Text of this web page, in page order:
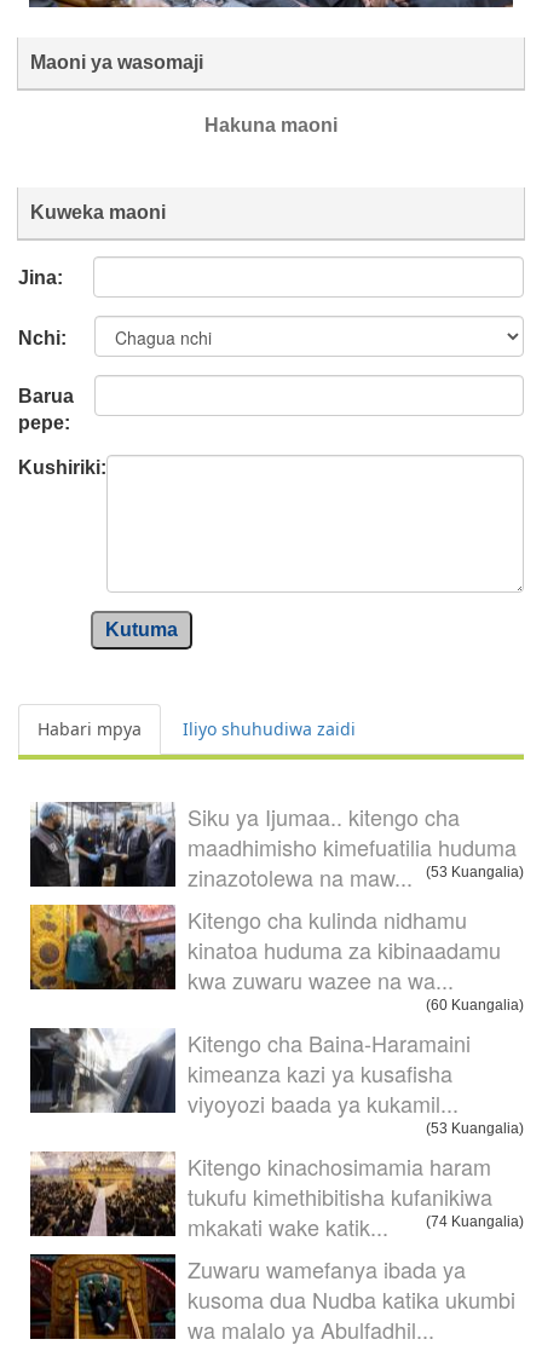
Maoni ya wasomaji
Hakuna maoni
Kuweka maoni
Jina:
Nchi:
Barua
pepe:
Kushiriki:
Kutuma
Habari mpya Iliyo shuhudiwa zaidi
Siku ya Ijumaa.. kitengo cha
maadhimisho kimefuatilia huduma
zinazotolewa na maw...
(53 Kuangalia)
Kitengo cha kulinda nidhamu
kinatoa huduma za kibinaadamu
kwa zuwaru wazee na wa...
(60 Kuangalia)
Kitengo cha Baina-Haramaini
kimeanza kazi ya kusafisha
viyoyozi baada ya kukamil...
(53 Kuangalia)
Kitengo kinachosimamia haram
tukufu kimethibitisha kufanikiwa
mkakati wake katik...
(74 Kuangalia)
Zuwaru wamefanya ibada ya
kusoma dua Nudba katika ukumbi
wa malalo ya Abulfadhil...